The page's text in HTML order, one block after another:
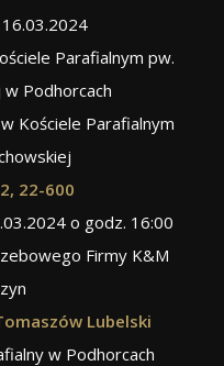
16.03.2024
Parafialnym pw.
Podhorcach
Kościele Parafialnym
22-600
o godz. 16:00
Firmy K&M
Lubelski
w Podhorcach